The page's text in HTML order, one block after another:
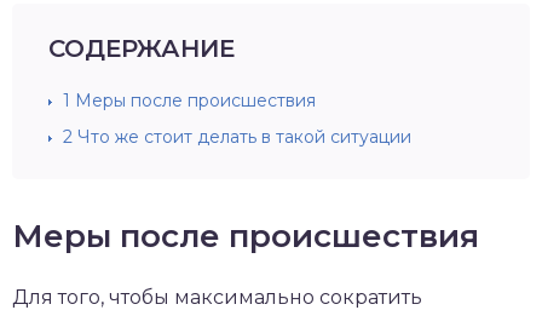
СОДЕРЖАНИЕ
1 Меры после происшествия
2 Что же стоит делать в такой ситуации
Меры после происшествия
Для того, чтобы максимально сократить